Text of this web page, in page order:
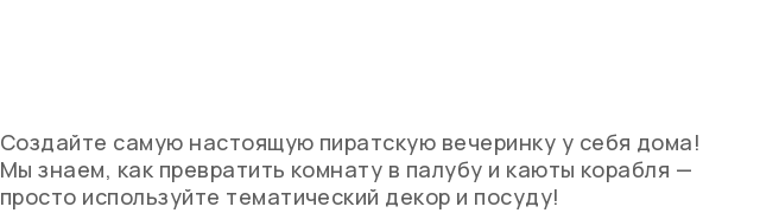
Создайте самую настоящую пиратскую вечеринку у себя дома!
Мы знаем, как превратить комнату в палубу и каюты корабля —
просто используйте тематический декор и посуду!